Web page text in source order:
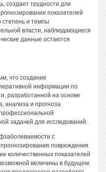
создает трудности для
показателей
степень и темпы
власти, наблюдающиеся
данные остаются
что создание
информации по
разработанной на основе
анализа и прогноза
задачей для исследований.
с
повреждения
количественных показателей
величины в будущем.